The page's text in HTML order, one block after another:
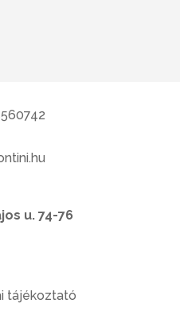
u. 74-76
tájékoztató